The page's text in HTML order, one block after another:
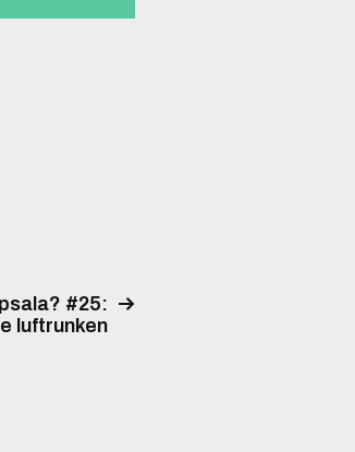
#25:
luftrunken